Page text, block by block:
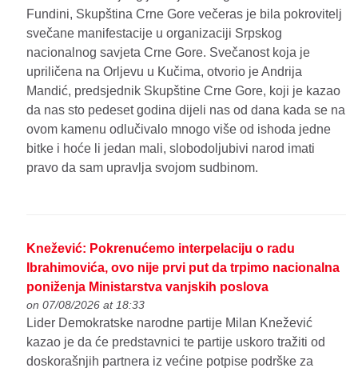
Fundini, Skupština Crne Gore večeras je bila pokrovitelj
svečane manifestacije u organizaciji Srpskog
nacionalnog savjeta Crne Gore. Svečanost koja je
upriličena na Orljevu u Kučima, otvorio je Andrija
Mandić, predsjednik Skupštine Crne Gore, koji je kazao
da nas sto pedeset godina dijeli nas od dana kada se na
ovom kamenu odlučivalo mnogo više od ishoda jedne
bitke i hoće li jedan mali, slobodoljubivi narod imati
pravo da sam upravlja svojom sudbinom.
Knežević: Pokrenućemo interpelaciju o radu
Ibrahimovića, ovo nije prvi put da trpimo nacionalna
poniženja Ministarstva vanjskih poslova
on 07/08/2026 at 18:33
Lider Demokratske narodne partije Milan Knežević
kazao je da će predstavnici te partije uskoro tražiti od
doskorašnjih partnera iz većine potpise podrške za